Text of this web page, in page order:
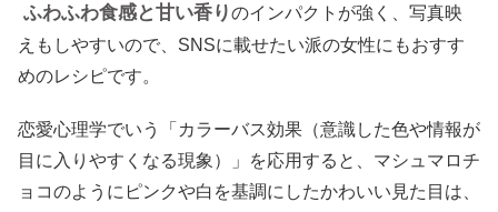
ふわふわ食感と甘い香りのインパクトが強く、写真映
えもしやすいので、SNSに載せたい派の女性にもおすす
めのレシピです。
恋愛心理学でいう「カラーバス効果（意識した色や情報が
目に入りやすくなる現象）」を応用すると、マシュマロチ
ョコのようにピンクや白を基調にしたかわいい見た目は、